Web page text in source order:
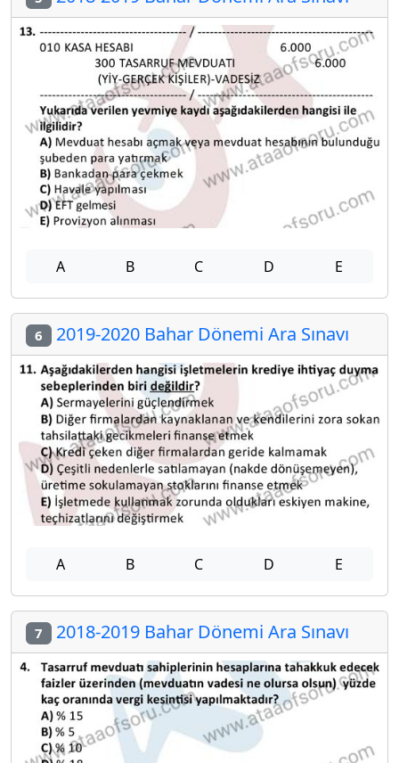
A B C D E
6 2019-2020 Bahar Dönemi Ara Sınavı
A B C D E
7 2018-2019 Bahar Dönemi Ara Sınavı